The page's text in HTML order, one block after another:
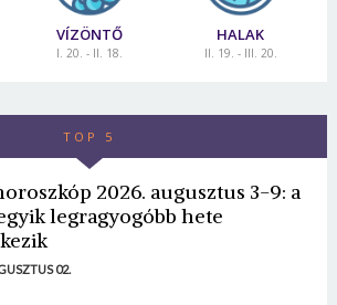
VÍZÖNTŐ
I. 20. - II. 18.
HALAK
II. 19. - III. 20.
TOP 5
2026. augusztus 3-9: a
legragyogóbb hete
02.